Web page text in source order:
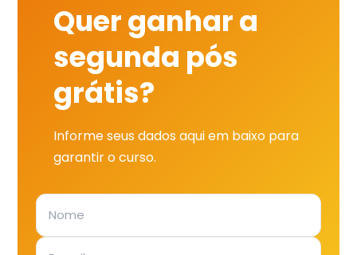
Quer ganhar a
segunda pós
grátis?
Informe seus dados aqui em baixo para
garantir o curso.